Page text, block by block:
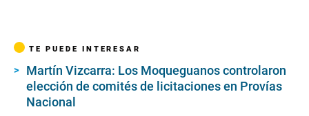
TE PUEDE INTERESAR
Martín Vizcarra: Los Moqueguanos controlaron
elección de comités de licitaciones en Provías
Nacional